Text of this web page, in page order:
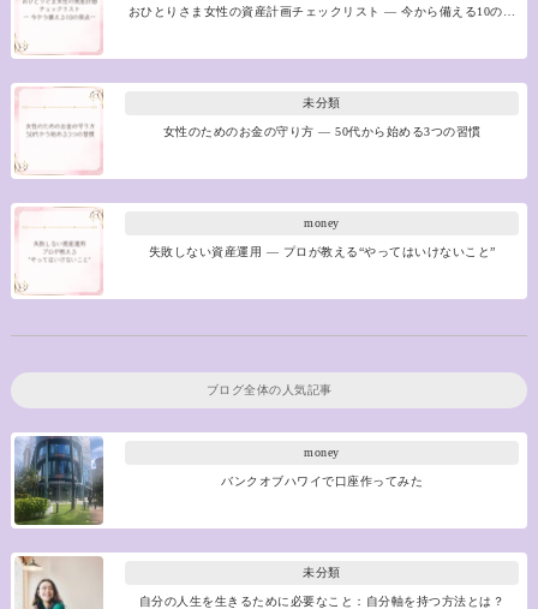
おひとりさま女性の資産計画チェックリスト ― 今から備える10の…
未分類
女性のためのお金の守り方 ― 50代から始める3つの習慣
money
失敗しない資産運用 ― プロが教える“やってはいけないこと”
ブログ全体の人気記事
money
バンクオブハワイで口座作ってみた
未分類
自分の人生を生きるために必要なこと：自分軸を持つ方法とは？